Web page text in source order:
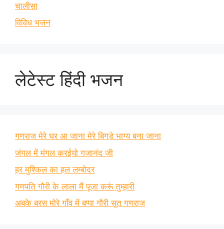
चालीसा
विविध भजन
लेटेस्ट हिंदी भजन
गणराज मेरे घर आ जाना मेरे बिगड़े भाग्य बना जाना
जंगल में मंगल करईयो गजानंद जी
हर मुश्किल का हल लम्बोदर
गणपति गौरी के लाला मैं पूजा करूं तुम्हारी
अबके बरस मोरे गाँव में बप्पा गौरी सूत गणराज